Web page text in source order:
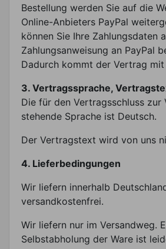
Bestellung werden Sie auf die
Online-Anbieters PayPal
können Sie Ihre Zahlungsdaten
Zahlungsanweisung an PayPal
Dadurch kommt der Vertrag mit
3. Vertragssprache,
Die für den Vertragsschluss zur
stehende Sprache ist Deutsch.
Der Vertragstext wird von uns
4. Lieferbedingungen
Wir liefern innerhalb
versandkostenfrei.
Wir liefern nur im Versandweg.
Selbstabholung der Ware ist